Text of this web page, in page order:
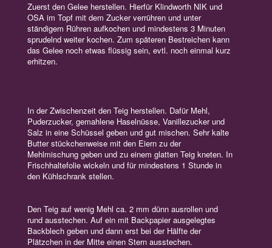
Zuerst den Gelee herstellen. Hierfür Klindworth NIK und
OSA im Topf mit dem Zucker verrühren und unter
ständigem Rühren aufkochen und mindestens 3 Minuten
sprudelnd weiter kochen. Zum späteren Bestreichen kann
das Gelee noch etwas flüssig sein, evtl. noch einmal kurz
erhitzen.
In der Zwischenzeit den Teig herstellen. Dafür Mehl,
Puderzucker, gemahlene Haselnüsse, Vanillezucker und
Salz in eine Schüssel geben und gut mischen. Sehr kalte
Butter stückchenweise mit den Eiern zu der
Mehlmischung geben und zu einem glatten Teig kneten. In
Frischhaltefolie wickeln und für mindestens 1 Stunde in
den Kühlschrank stellen.
Den Teig auf wenig Mehl ca. 2 mm dünn ausrollen und
rund ausstechen. Auf ein mit Backpapier ausgelegtes
Backblech geben und dann erst bei der Hälfte der
Plätzchen in der Mitte einen Stern ausstechen.